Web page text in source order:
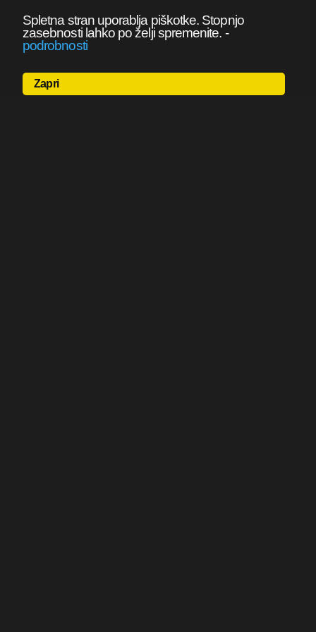
Spletna stran uporablja piškotke. Stopnjo
zasebnosti lahko po želji spremenite. -
podrobnosti
Zapri